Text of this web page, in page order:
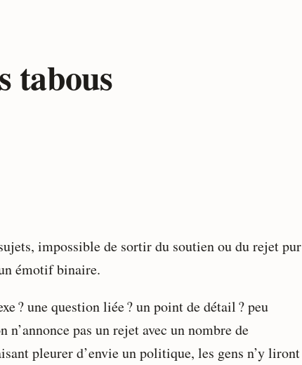
tabous
impossible de sortir du soutien ou du rejet pur
émotif binaire.
? une question liée ? un point de détail ? peu
n’annonce pas un rejet avec un nombre de
pleurer d’envie un politique, les gens n’y liront